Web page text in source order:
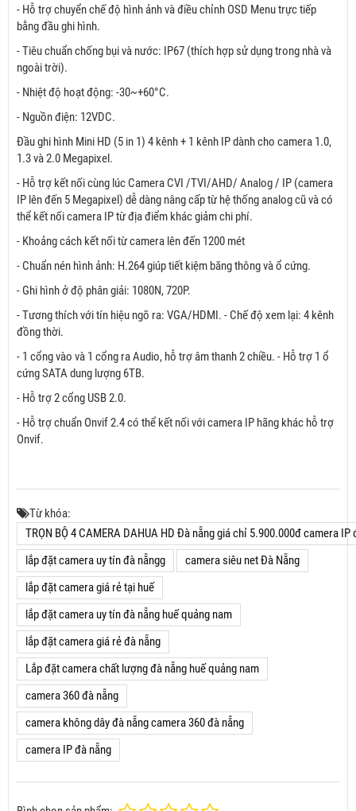
- Hỗ trợ chuyển chế độ hình ảnh và điều chỉnh OSD Menu trực tiếp
bằng đầu ghi hình.
- Tiêu chuẩn chống bụi và nước: IP67 (thích hợp sử dụng trong nhà và
ngoài trời).
- Nhiệt độ hoạt động: -30~+60°C.
- Nguồn điện: 12VDC.
Đầu ghi hình Mini HD (5 in 1) 4 kênh + 1 kênh IP dành cho camera 1.0,
1.3 và 2.0 Megapixel.
- Hỗ trợ kết nối cùng lúc Camera CVI /TVI/AHD/ Analog / IP (camera
IP lên đến 5 Megapixel) dễ dàng nâng cấp từ hệ thống analog cũ và có
thể kết nối camera IP từ địa điểm khác giảm chi phí.
- Khoảng cách kết nối từ camera lên đến 1200 mét
- Chuẩn nén hình ảnh: H.264 giúp tiết kiệm băng thông và ổ cứng.
- Ghi hình ở độ phân giải: 1080N, 720P.
- Tương thích với tín hiệu ngõ ra: VGA/HDMI. - Chế độ xem lại: 4 kênh
đồng thời.
- 1 cổng vào và 1 cổng ra Audio, hỗ trợ âm thanh 2 chiều. - Hỗ trợ 1 ổ
cứng SATA dung lượng 6TB.
- Hỗ trợ 2 cổng USB 2.0.
- Hỗ trợ chuẩn Onvif 2.4 có thể kết nối với camera IP hãng khác hỗ trợ
Onvif.
Từ khóa:
TRỌN BỘ 4 CAMERA DAHUA HD Đà nẵng giá chỉ 5.900.000đ camera IP
lắp đặt camera uy tín đà nẵngg
camera siêu net Đà Nẵng
lắp đặt camera giá rẻ tại huế
lắp đặt camera uy tín đà nẵng huế quảng nam
lắp đặt camera giá rẻ đà nẵng
Lắp đặt camera chất lượng đà nẵng huế quảng nam
camera 360 đà nẵng
camera không dây đà nẵng camera 360 đà nẵng
camera IP đà nẵng